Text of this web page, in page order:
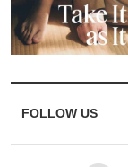
FOLLOW US